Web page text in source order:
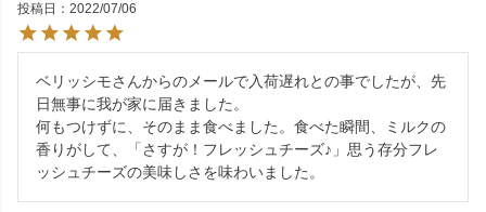
投稿日
2022/07/06
ベリッシモさんからのメールで入荷遅れとの事でしたが、先
日無事に我が家に届きました。
何もつけずに、そのまま食べました。食べた瞬間、ミルクの
香りがして、「さすが！フレッシュチーズ♪」思う存分フレ
ッシュチーズの美味しさを味わいました。